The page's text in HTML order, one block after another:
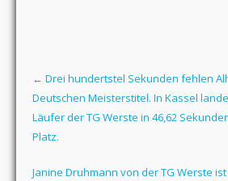
← Drei hundertstel Sekunden fehlen
Deutschen Meisterstitel. In Kassel
Läufer der TG Werste in 46,62
Platz.
Janine Druhmann von der TG Werste